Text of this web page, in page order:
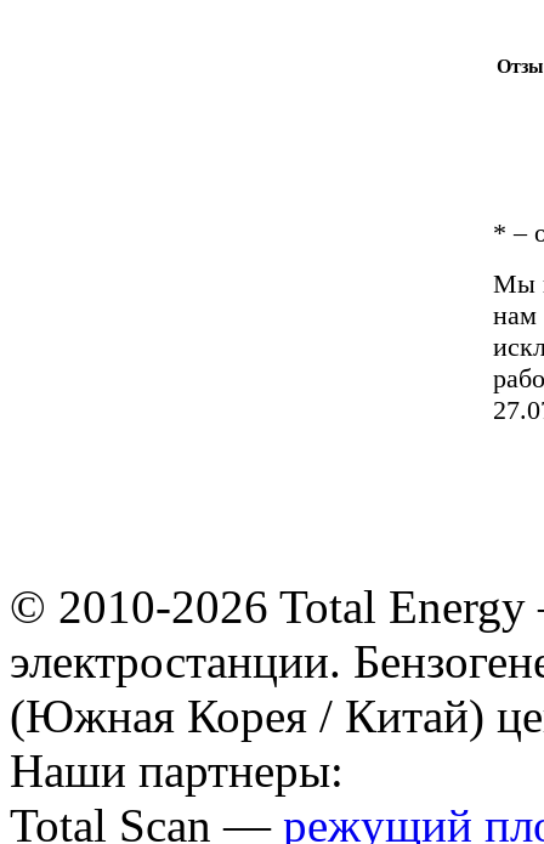
* –
Мы
нам
© 2010-2026 Total
электростанции.
(Южная Корея / Китай)
Наши партнеры:
Total Scan — режущий